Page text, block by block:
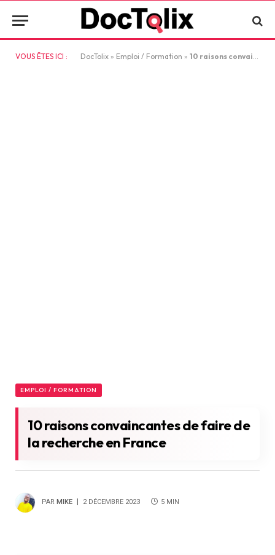
VOUS ÊTES ICI : DocTolix » Emploi / Formation » 10 raisons convaincantes de faire de la recherche en France
EMPLOI / FORMATION
10 raisons convaincantes de faire de
la recherche en France
PAR MIKE 2 DÉCEMBRE 2023 5 MIN